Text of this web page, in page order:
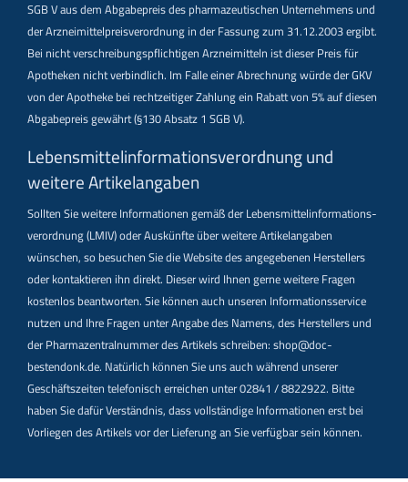
SGB V aus dem Abgabepreis des pharmazeutischen Unternehmens und
der Arzneimittelpreisverordnung in der Fassung zum 31.12.2003 ergibt.
Bei nicht verschreibungspflichtigen Arzneimitteln ist dieser Preis für
Apotheken nicht verbindlich. Im Falle einer Abrechnung würde der GKV
von der Apotheke bei rechtzeitiger Zahlung ein Rabatt von 5% auf diesen
Abgabepreis gewährt (§130 Absatz 1 SGB V).
Lebensmittel­informations­verordnung und
weitere Artikelangaben
Sollten Sie weitere Informationen gemäß der Lebensmittel­informations­
verordnung (LMIV) oder Auskünfte über weitere Artikelangaben
wünschen, so besuchen Sie die Website des angegebenen Herstellers
oder kontaktieren ihn direkt. Dieser wird Ihnen gerne weitere Fragen
kostenlos beantworten. Sie können auch unseren Informationsservice
nutzen und Ihre Fragen unter Angabe des Namens, des Herstellers und
der Pharmazentralnummer des Artikels schreiben: shop@doc-
bestendonk.de. Natürlich können Sie uns auch während unserer
Geschäftszeiten telefonisch erreichen unter 02841 / 8822922. Bitte
haben Sie dafür Verständnis, dass vollständige Informationen erst bei
Vorliegen des Artikels vor der Lieferung an Sie verfügbar sein können.